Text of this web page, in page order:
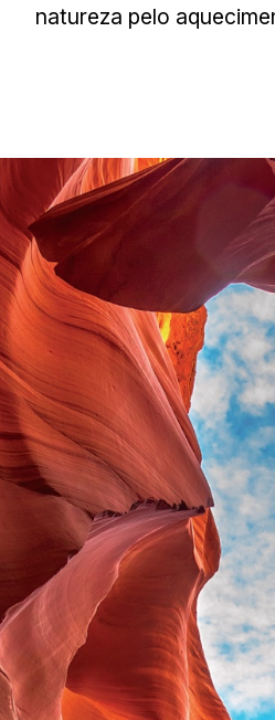
natureza pelo